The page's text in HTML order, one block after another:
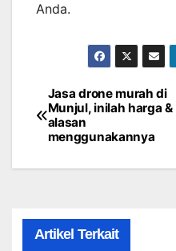
Anda.
Post
navigation
Jasa drone murah di
Munjul, inilah harga &
alasan
menggunakannya
Artikel Terkait